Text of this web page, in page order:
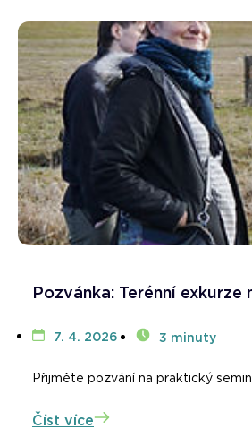
Pozvánka: Terénní
7. 4. 2026 3 minuty
Přijměte pozvání na praktický
Číst více